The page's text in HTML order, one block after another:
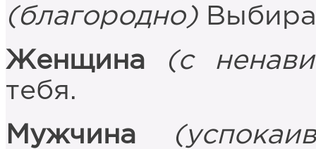
(благородно)
Женщина
(с
тебя.
Мужчина